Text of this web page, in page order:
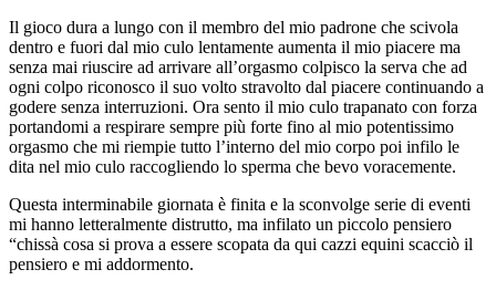
Il gioco dura a lungo con il membro del mio padrone che scivola
dentro e fuori dal mio culo lentamente aumenta il mio piacere ma
senza mai riuscire ad arrivare all’orgasmo colpisco la serva che ad
ogni colpo riconosco il suo volto stravolto dal piacere continuando a
godere senza interruzioni. Ora sento il mio culo trapanato con forza
portandomi a respirare sempre più forte fino al mio potentissimo
orgasmo che mi riempie tutto l’interno del mio corpo poi infilo le
dita nel mio culo raccogliendo lo sperma che bevo voracemente.
Questa interminabile giornata è finita e la sconvolge serie di eventi
mi hanno letteralmente distrutto, ma infilato un piccolo pensiero
“chissà cosa si prova a essere scopata da qui cazzi equini scacciò il
pensiero e mi addormento.